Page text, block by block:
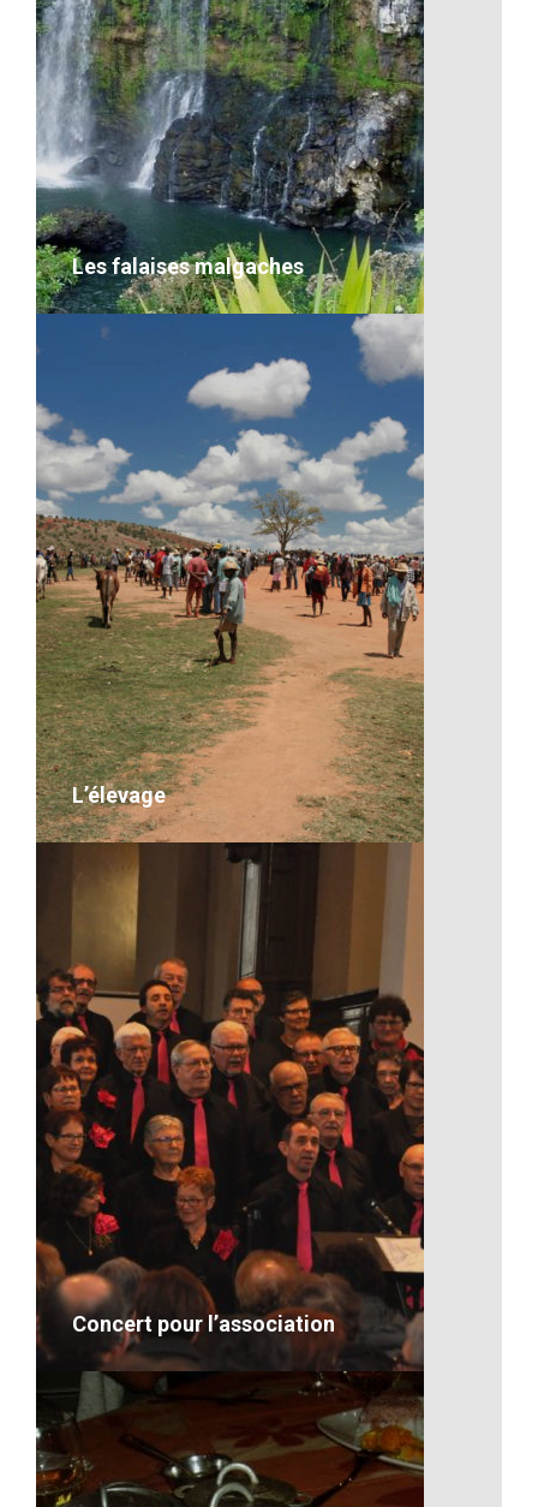
Il y a toujours de quoi s’amuser
Les falaises malgaches
Les falaises malgaches
VOIR LE DÉTAIL
L’élevage
L’élevage
desc
VOIR LE DÉTAIL
Concert pour l’association